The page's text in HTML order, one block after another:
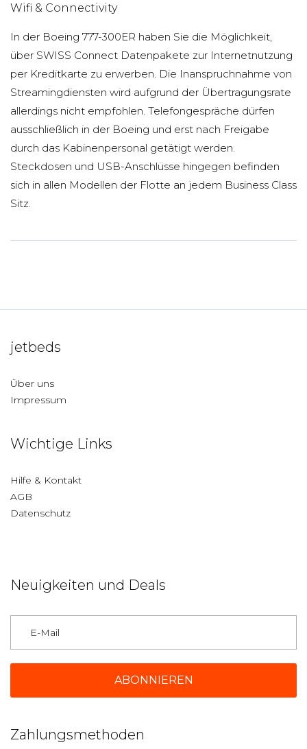
Wifi & Connectivity
In der Boeing 777-300ER haben Sie die Möglichkeit,
über SWISS Connect Datenpakete zur Internetnutzung
per Kreditkarte zu erwerben. Die Inanspruchnahme von
Streamingdiensten wird aufgrund der Übertragungsrate
allerdings nicht empfohlen. Telefongespräche dürfen
ausschließlich in der Boeing und erst nach Freigabe
durch das Kabinenpersonal getätigt werden.
Steckdosen und USB-Anschlüsse hingegen befinden
sich in allen Modellen der Flotte an jedem Business Class
Sitz.
jetbeds
Über uns
Impressum
Wichtige Links
Hilfe & Kontakt
AGB
Datenschutz
Neuigkeiten und Deals
Zahlungsmethoden